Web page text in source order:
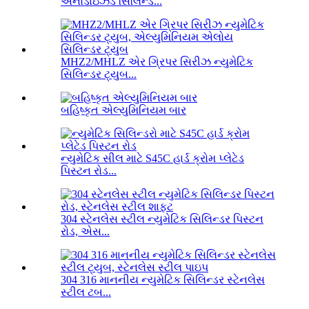
MHZ2/MHLZ એર ગ્રિપર સિરીઝ ન્યુમેટિક
સિલિન્ડર ટ્યુબ...
બહિષ્કૃત એલ્યુમિનિયમ બાર
ન્યુમેટિક સીલ માટે S45C હાર્ડ ક્રોમ પ્લેટેડ
પિસ્ટન રોડ...
304 સ્ટેનલેસ સ્ટીલ ન્યુમેટિક સિલિન્ડર પિસ્ટન
રોડ, એસ...
304 316 માનનીય ન્યુમેટિક સિલિન્ડર સ્ટેનલેસ
સ્ટીલ ટબ...